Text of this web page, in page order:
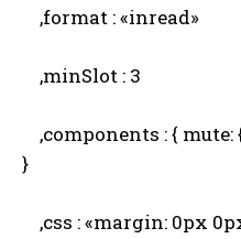
,format : «inread»
,minSlot : 3
,components : { mute:
}
,css : «margin: 0px